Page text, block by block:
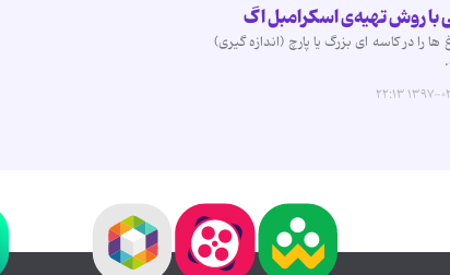
با روش تهیه‌ی اسکرامبل اگ
را در کاسه ای بزرگ یا پارچ (اندازه گیری)
۲۷ ۲۲:۱۳